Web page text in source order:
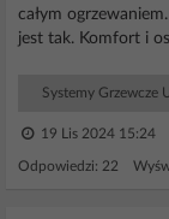
całym
jest tak. Komfort i
Systemy Grzewcze
19 Lis 2024 15:24
Odpowiedzi: 22